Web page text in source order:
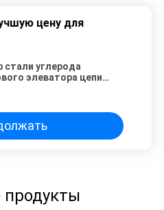
цену для
стали углерода
элеватора цепи